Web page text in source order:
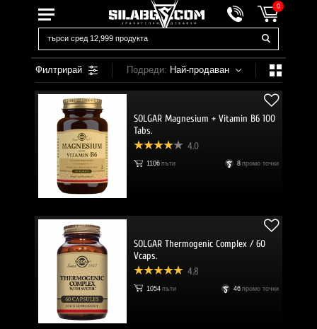
0
Филтрирай Подреди: Най-продаван
SOLGAR Magnesium + Vitamin B6 100
Tabs.
4.0
1106 пъти 8 промо точки
SOLGAR Thermogenic Complex / 60
Vcaps.
4.8
1054 пъти 46 промо точки